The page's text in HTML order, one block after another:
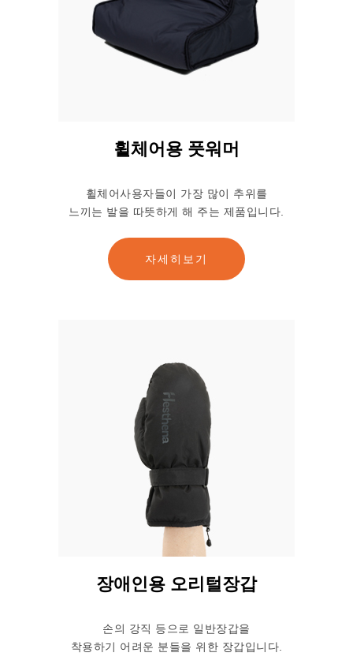
휠체어용 풋워머
휠체어사용자들이 가장 많이 추위를
느끼는 발을 따뜻하게 해 주는 제품입니다.
자세히보기
장애인용 오리털장갑
손의 강직 등으로 일반장갑을
착용하기 어려운 분들을 위한 장갑입니다.